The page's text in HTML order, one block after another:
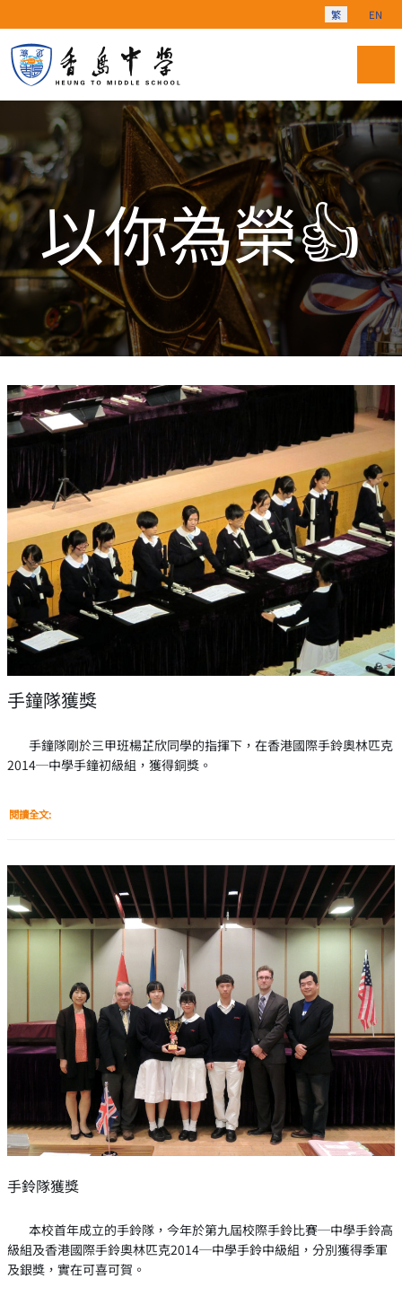
選擇你的語言
繁 EN
以你為榮👍
手鐘隊獲獎
手鐘隊剛於三甲班楊芷欣同學的指揮下，在香港國際手鈴奧林匹克
2014─中學手鐘初級組，獲得銅獎。
閱讀全文:
手鈴隊獲獎
本校首年成立的手鈴隊，今年於第九屆校際手鈴比賽─中學手鈴高
級組及香港國際手鈴奧林匹克2014─中學手鈴中級組，分別獲得季軍
及銀獎，實在可喜可賀。